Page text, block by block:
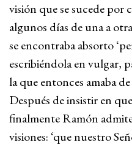
visión que se sucede por
algunos días de una a
se encontraba absorto
escribiéndola en vulgar,
la que entonces amaba
Después de insistir en
finalmente Ramón
visiones: ‘que nuestro